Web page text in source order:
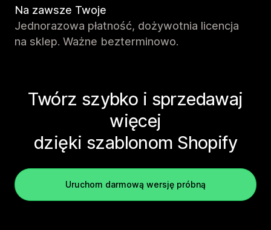
Na zawsze Twoje
Jednorazowa płatność, dożywotnia licencja
na sklep. Ważne bezterminowo.
Twórz szybko i sprzedawaj
więcej
dzięki szablonom Shopify
Uruchom darmową wersję próbną